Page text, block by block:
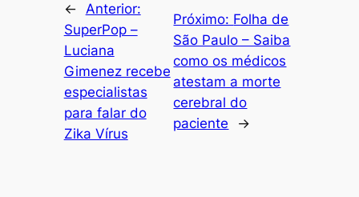
← Anterior:
SuperPop –
Luciana
Gimenez recebe
especialistas
para falar do
Zika Vírus
Próximo: Folha de
São Paulo – Saiba
como os médicos
atestam a morte
cerebral do
paciente
→